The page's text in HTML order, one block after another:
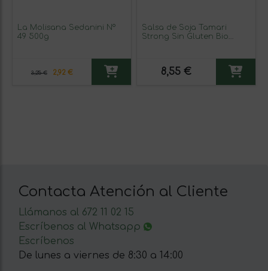
La Molisana Sedanini Nº
49 500g
3,25 € 2,92 €
Salsa de Soja Tamari
Strong Sin Gluten Bio
8,55 €
Contacta Atención al Cliente
Llámanos al 672 11 02 15
Escríbenos al Whatsapp
Escríbenos
De lunes a viernes de 8:30 a 14:00